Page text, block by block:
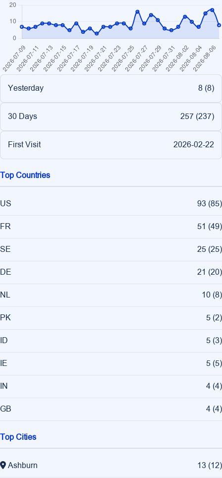
Yesterday 8 (8)
30 Days 257 (237)
First Visit 2026-02-22
Top Countries
US 93 (85)
FR 51 (49)
SE 25 (25)
DE 21 (20)
NL 10 (8)
PK 5 (2)
ID 5 (3)
IE 5 (5)
IN 4 (4)
GB 4 (4)
Top Cities
Ashburn 13 (12)